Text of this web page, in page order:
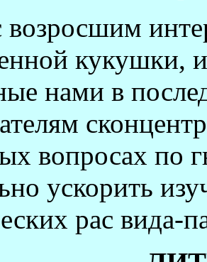
возросшим
кукушки,
нами в
вопросах по
ускорить
рас вида-